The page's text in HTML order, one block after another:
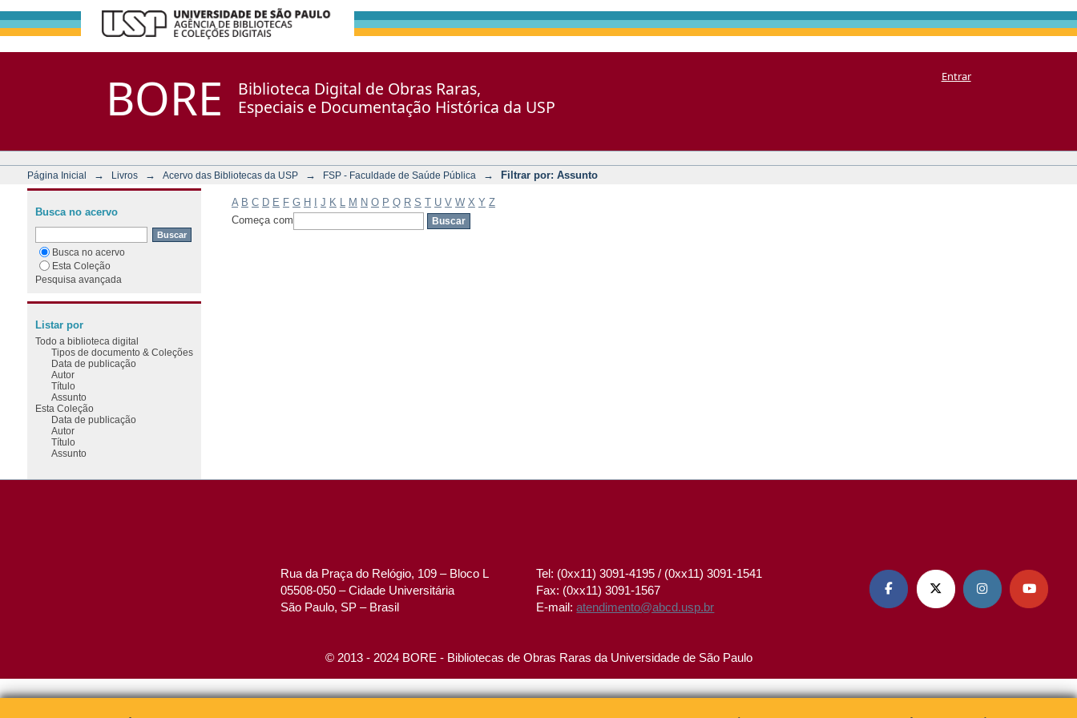
BORE
Biblioteca Digital de Obras Raras,
Especiais e Documentação Histórica da USP
Entrar
Página Inicial → Livros → Acervo das Bibliotecas da USP → FSP - Faculdade de Saúde Pública → Filtrar por: Assunto
A B C D E F G H J K M N O P Q R S T U V W X Y Z
Começa com
Busca no acervo
Busca no acervo
Esta Coleção
Pesquisa avançada
Listar por
Todo a biblioteca digital
Tipos de documento & Coleções
Data de publicação
Autor
Título
Assunto
Esta Coleção
Data de publicação
Autor
Título
Assunto
Rua da Praça do Relógio, 109 – Bloco L
05508-050 – Cidade Universitária
São Paulo, SP – Brasil
Tel: (0xx11) 3091-4195 / (0xx11) 3091-1541
Fax: (0xx11) 3091-1567
E-mail:atendimento@abcd.usp.br
   
© 2013 - 2024 BORE - Bibliotecas de Obras Raras da Universidade de São Paulo